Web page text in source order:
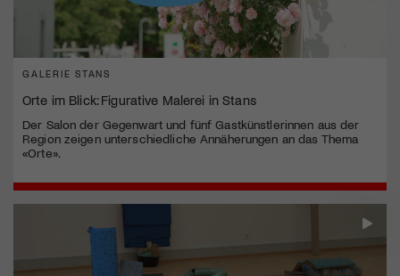
GALERIE STANS
Orte im Blick: Figurative Malerei in Stans
Der Salon der Gegenwart und fünf Gastkünstlerinnen aus der
Region zeigen unterschiedliche Annäherungen an das Thema
«Orte».